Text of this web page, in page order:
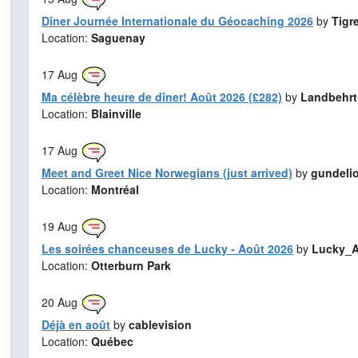
Dîner Journée Internationale du Géocaching 2026 by
Location: Saguenay
17 Aug
Ma célèbre heure de dîner! Août 2026 (£282) by Landbehrt
Location: Blainville
17 Aug
Meet and Greet Nice Norwegians (just arrived) by gundelio
Location: Montréal
19 Aug
Les soirées chanceuses de Lucky - Août 2026 by
Location: Otterburn Park
20 Aug
Déjà en août by cablevision
Location: Québec